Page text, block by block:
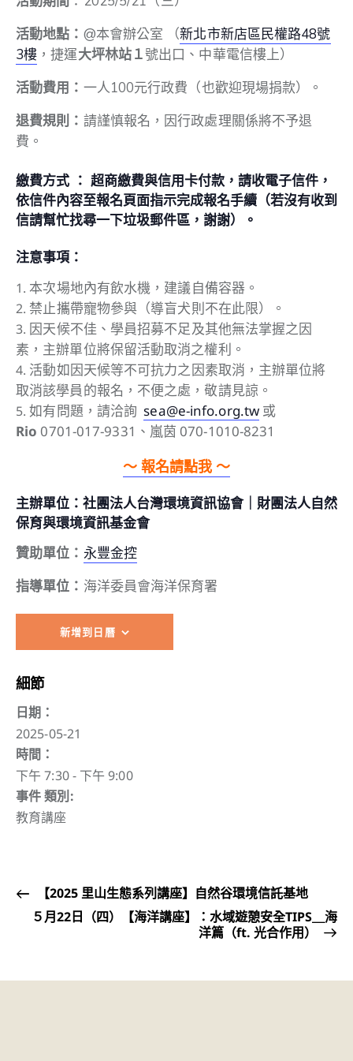
活動地點： @本會辦公室 （新北市新店區民權路48號
3樓 ，捷運大坪林站１號出口、中華電信樓上）
活動費用： 一人100元行政費（也歡迎現場捐款）。
退費規則： 請謹慎報名，因行政處理關係將不予退
費。
繳費方式 ： 超商繳費與信用卡付款， 請收電子信件，
依信件內容至報名頁面指示完成報名手續（若沒有收到
信請幫忙找尋一下垃圾郵件區，謝謝）。
注意事項：
本次場地內有飲水機，建議自備容器。
禁止攜帶寵物參與（導盲犬則不在此限）。
因天候不佳、學員招募不足及其他無法掌握之因
素，主辦單位將保留活動取消之權利。
活動如因天候等不可抗力之因素取消，主辦單位將
取消該學員的報名，不便之處，敬請見諒。
如有問題，請洽詢 sea@e-info.org.tw 或
Rio 0701-017-9331、嵐茵 070-1010-8231
～ 報名請點我 ～
​主辦單位： 社團法人台灣環境資訊協會｜財團法人自然
保育與環境資訊基金會
贊助單位： 永豐金控
指導單位： 海洋委員會海洋保育署
新增到日曆
細節
日期：
2025-05-21
時間：
下午 7:30 - 下午 9:00
事件 類別:
教育講座
【2025 里山生態系列講座】自然谷環境信託基地
５月22日（四）【海洋講座】：水域遊憩安全TIPS＿海
洋篇（ft. 光合作用）